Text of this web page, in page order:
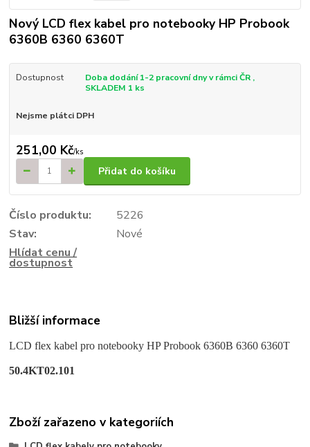
Nový LCD flex kabel pro notebooky HP Probook
6360B 6360 6360T
Dostupnost
Doba dodání 1-2 pracovní dny v rámci ČR ,
SKLADEM 1 ks
Nejsme plátci DPH
251,00 Kč/ks
Přidat do košíku
Číslo produktu:
5226
Stav:
Nové
Hlídat cenu /
dostupnost
Bližší informace
LCD flex kabel pro notebooky HP Probook 6360B 6360 6360T
50.4KT02.101
Zboží zařazeno v kategoriích